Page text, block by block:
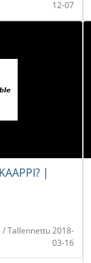
12-07
|
/ Tallennettu 2018-
03-16